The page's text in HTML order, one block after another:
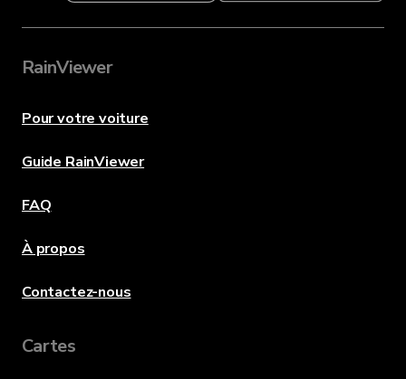
RainViewer
Pour votre voiture
Guide RainViewer
FAQ
À propos
Contactez-nous
Cartes